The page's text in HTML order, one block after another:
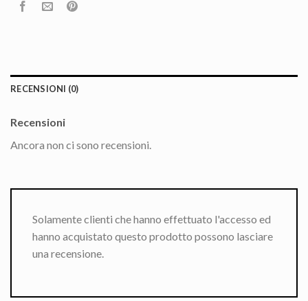
RECENSIONI (0)
Recensioni
Ancora non ci sono recensioni.
Solamente clienti che hanno effettuato l'accesso ed
hanno acquistato questo prodotto possono lasciare
una recensione.